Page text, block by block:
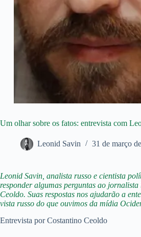
Um olhar sobre os fatos: entrevista com
Leonid Savin 31 de março
Leonid Savin, analista russo e cientista
responder algumas perguntas ao
Ceoldo. Suas respostas nos ajudarão a
vista russo do que ouvimos da mídia
Entrevista por Costantino Ceoldo